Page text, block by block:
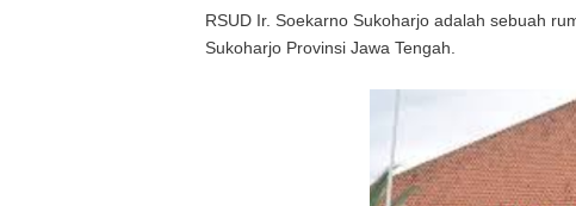
RSUD Ir. Soekarno Sukoharjo adalah sebuah
Sukoharjo Provinsi Jawa Tengah.